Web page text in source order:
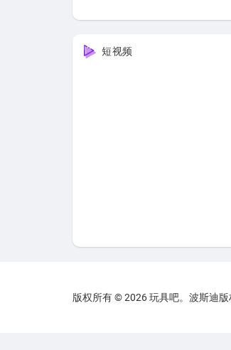
短视频
版权所有 © 2026 玩具吧。波斯迪版